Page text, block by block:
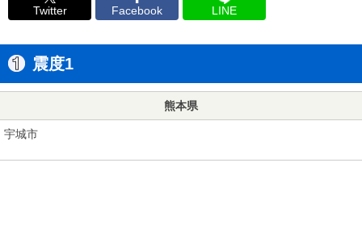
Twitter Facebook LINE
震度1
熊本県
宇城市